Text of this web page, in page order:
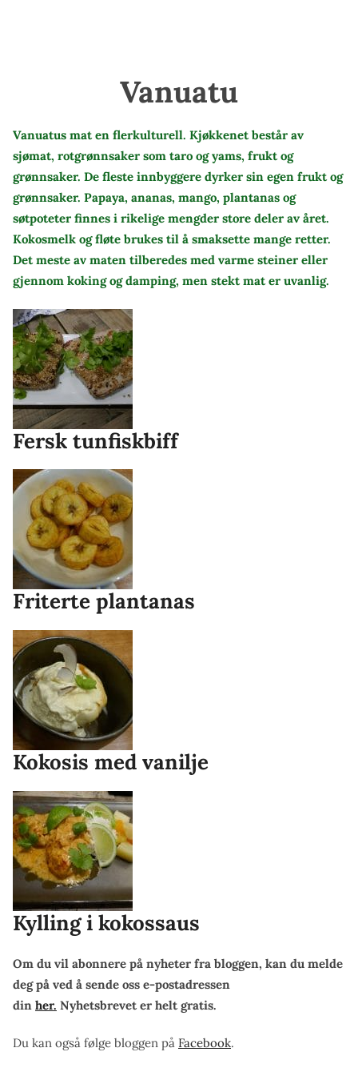
Vanuatu
Vanuatus mat en flerkulturell. Kjøkkenet består av
sjømat, rotgrønnsaker som taro og yams, frukt og
grønnsaker. De fleste innbyggere dyrker sin egen frukt og
grønnsaker. Papaya, ananas, mango, plantanas og
søtpoteter finnes i rikelige mengder store deler av året.
Kokosmelk og fløte brukes til å smaksette mange retter.
Det meste av maten tilberedes med varme steiner eller
gjennom koking og damping, men stekt mat er uvanlig.
Fersk tunfiskbiff
Friterte plantanas
Kokosis med vanilje
Kylling i kokossaus
Om du vil abonnere på nyheter fra bloggen, kan du melde
deg på ved å sende oss e-postadressen
din her. Nyhetsbrevet er helt gratis.
Du kan også følge bloggen på Facebook.